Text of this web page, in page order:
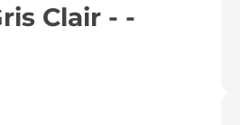
Clair - -